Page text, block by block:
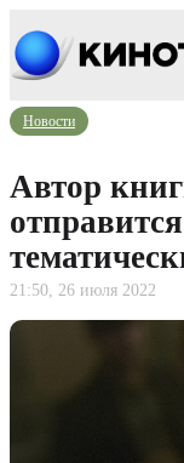
Новости
Автор
21:50, 26 июля 2022